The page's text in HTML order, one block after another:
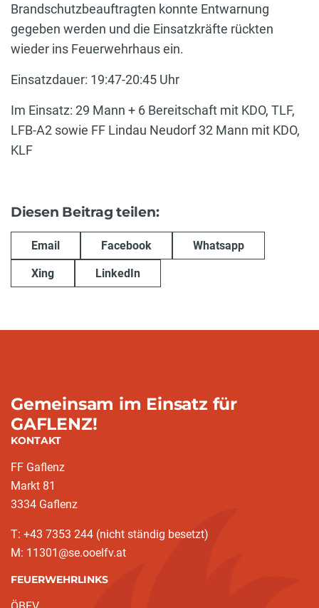
Brandschutzbeauftragten konnte Entwarnung
gegeben werden und die Einsatzkräfte rückten
wieder ins Feuerwehrhaus ein.
Einsatzdauer: 19:47-20:45 Uhr
Im Einsatz: 29 Mann + 6 Bereitschaft mit KDO, TLF,
LFB-A2 sowie FF Lindau Neudorf 32 Mann mit KDO,
KLF
Diesen Beitrag teilen:
Email Facebook Whatsapp
Xing LinkedIn
Gemeinsam im Einsatz für
GAFLENZ!
KONTAKT
FF Gaflenz
Markt 81
3334 Gaflenz
T: +43 7353 244 (nicht ständig besetzt)
M: 11301@se.ooelfv.at
FEUERWEHRLINKS